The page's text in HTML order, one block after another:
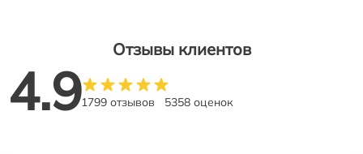
Отзывы клиентов
4.91799 отзывов 5358 оценок